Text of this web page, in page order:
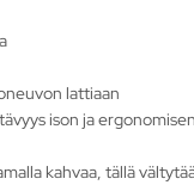
lattiaan
ison ja
kahvaa, tällä